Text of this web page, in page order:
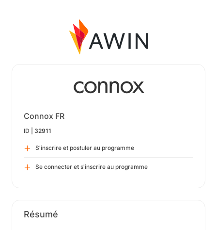
Connox FR
ID | 32911
S'inscrire et postuler au programme
Se connecter et s'inscrire au programme
Résumé